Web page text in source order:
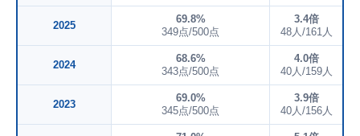
2025
69.8%
349点/500点
3.4倍
48人/161人
2024
68.6%
343点/500点
4.0倍
40人/159人
2023
69.0%
345点/500点
3.9倍
40人/156人